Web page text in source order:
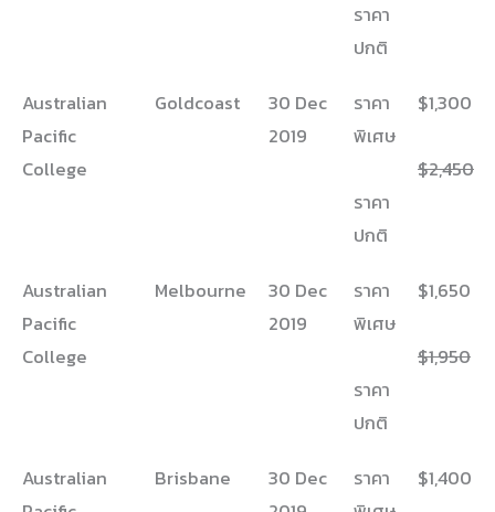
ราคา
ปกติ
Australian
Pacific
College
Goldcoast
30 Dec
2019
ราคา
พิเศษ
ราคา
ปกติ
$1,300
$2,450
Australian
Pacific
College
Melbourne
30 Dec
2019
ราคา
พิเศษ
ราคา
ปกติ
$1,650
$1,950
Australian
Brisbane
30 Dec
ราคา
$1,400